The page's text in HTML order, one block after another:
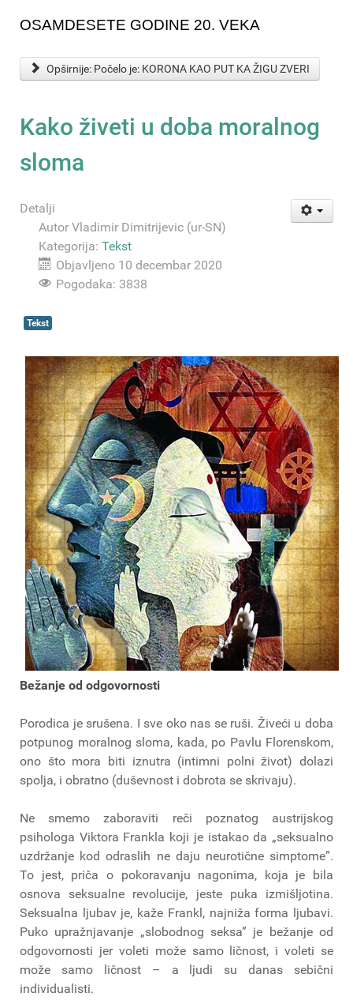
OSAMDESETE GODINE 20. VEKA
Opširnije: Počelo je: KORONA KAO PUT KA ŽIGU ZVERI
Kako živeti u doba moralnog
sloma
Detalji
Autor Vladimir Dimitrijevic (ur-SN)
Kategorija: Tekst
Objavljeno 10 decembar 2020
Pogodaka: 3838
Tekst
Bežanje od odgovornosti
Porodica je srušena. I sve oko nas se ruši. Živeći u doba
potpunog moralnog sloma, kada, po Pavlu Florenskom,
ono što mora biti iznutra (intimni polni život) dolazi
spolja, i obratno (duševnost i dobrota se skrivaju).
Ne smemo zaboraviti reči poznatog austrijskog
psihologa Viktora Frankla koji je istakao da „seksualno
uzdržanje kod odraslih ne daju neurotične simptome”.
To jest, priča o pokoravanju nagonima, koja je bila
osnova seksualne revolucije, jeste puka izmišljotina.
Seksualna ljubav je, kaže Frankl, najniža forma ljubavi.
Puko upražnjavanje „slobodnog seksa” je bežanje od
odgovornosti jer voleti može samo ličnost, i voleti se
može samo ličnost – a ljudi su danas sebični
individualisti.